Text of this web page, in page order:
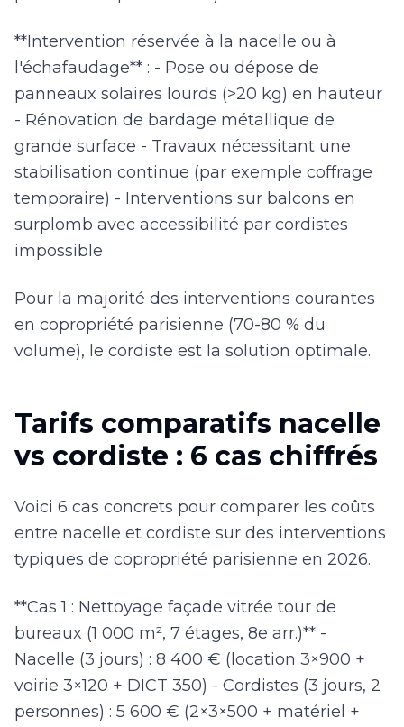
**Intervention réservée à la nacelle ou à
l'échafaudage** : - Pose ou dépose de
panneaux solaires lourds (>20 kg) en hauteur
- Rénovation de bardage métallique de
grande surface - Travaux nécessitant une
stabilisation continue (par exemple coffrage
temporaire) - Interventions sur balcons en
surplomb avec accessibilité par cordistes
impossible
Pour la majorité des interventions courantes
en copropriété parisienne (70-80 % du
volume), le cordiste est la solution optimale.
Tarifs comparatifs nacelle
vs cordiste : 6 cas chiffrés
Voici 6 cas concrets pour comparer les coûts
entre nacelle et cordiste sur des interventions
typiques de copropriété parisienne en 2026.
**Cas 1 : Nettoyage façade vitrée tour de
bureaux (1 000 m², 7 étages, 8e arr.)** -
Nacelle (3 jours) : 8 400 € (location 3×900 +
voirie 3×120 + DICT 350) - Cordistes (3 jours, 2
personnes) : 5 600 € (2×3×500 + matériel +